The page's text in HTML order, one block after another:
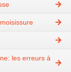
les erreurs à